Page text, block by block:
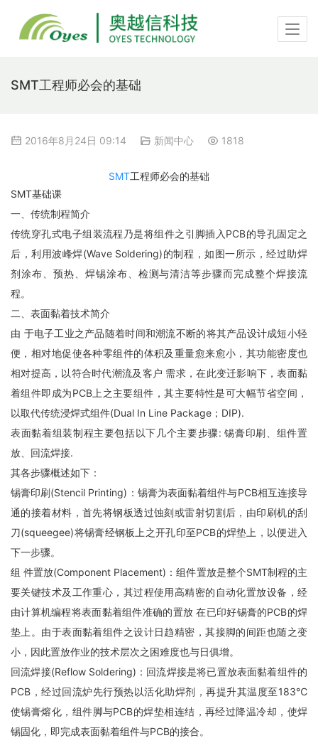
SMT工程师必会的基础
2016年8月24日 09:14 新闻中心 1818
SMT工程师必会的基础
SMT基础课
一、传统制程简介
传统穿孔式电子组装流程乃是将组件之引脚插入PCB的导孔固定之
后，利用波峰焊(Wave Soldering)的制程，如图一所示，经过助焊
剂涂布、预热、焊锡涂布、检测与清洁等步骤而完成整个焊接流
程。
二、表面黏着技术简介
由 于电子工业之产品随着时间和潮流不断的将其产品设计成短小轻
便，相对地促使各种零组件的体积及重量愈来愈小，其功能密度也
相对提高，以符合时代潮流及客户 需求，在此变迁影响下，表面黏
着组件即成为PCB上之主要组件，其主要特性是可大幅节省空间，
以取代传统浸焊式组件(Dual In Line Package；DIP).
表面黏着组装制程主要包括以下几个主要步骤: 锡膏印刷、组件置
放、回流焊接.
其各步骤概述如下：
锡膏印刷(Stencil Printing)：锡膏为表面黏着组件与PCB相互连接导
通的接着材料，首先将钢板透过蚀刻或雷射切割后，由印刷机的刮
刀(squeegee)将锡膏经钢板上之开孔印至PCB的焊垫上，以便进入
下一步骤。
组 件置放(Component Placement)：组件置放是整个SMT制程的主
要关键技术及工作重心，其过程使用高精密的自动化置放设备，经
由计算机编程将表面黏着组件准确的置放 在已印好锡膏的PCB的焊
垫上。由于表面黏着组件之设计日趋精密，其接脚的间距也随之变
小，因此置放作业的技术层次之困难度也与日俱增。
回流焊接(Reflow Soldering)：回流焊接是将已置放表面黏着组件的
PCB，经过回流炉先行预热以活化助焊剂，再提升其温度至183℃
使锡膏熔化，组件脚与PCB的焊垫相连结，再经过降温冷却，使焊
锡固化，即完成表面黏着组件与PCB的接合。